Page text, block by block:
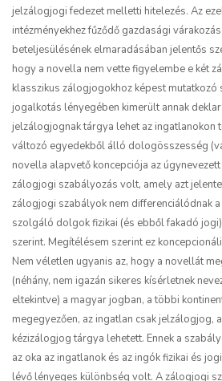
jelzálogjogi fedezet melletti hitelezés. Az
intézményekhez fűződő gazdasági
beteljesülésének elmaradásában jelentős
hogy a novella nem vette figyelembe e két
klasszikus zálogjogokhoz képest mutatkozó
jogalkotás lényegében kimerült annak
jelzálogjognak tárgya lehet az ingatlanokon
változó egyedekből álló dologösszesség
novella alapvető koncepciója az
zálogjogi szabályozás volt, amely azt
zálogjogi szabályok nem differenciálódnak
szolgáló dolgok fizikai (és ebből fakadó
szerint. Megítélésem szerint ez
Nem véletlen ugyanis az, hogy a novellát
(néhány, nem igazán sikeres kísérletnek
eltekintve) a magyar jogban, a többi
megegyezően, az ingatlan csak jelzálogjog,
kézizálogjog tárgya lehetett. Ennek a
az oka az ingatlanok és az ingók fizikai és
lévő lényeges különbség volt. A zálogjogi